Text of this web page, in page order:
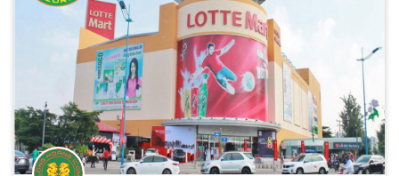
an toàn cho mọi người, cho mọi nhà.